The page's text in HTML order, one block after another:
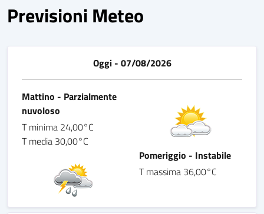
Previsioni Meteo
Oggi - 07/08/2026
Mattino - Parzialmente
nuvoloso
T minima 24,00°C
T media 30,00°C
Pomeriggio - Instabile
T massima 36,00°C